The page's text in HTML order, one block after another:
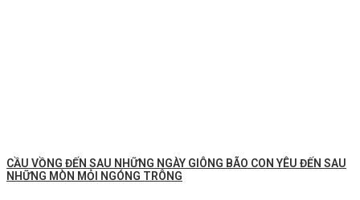
CẦU VỒNG ĐẾN SAU NHỮNG NGÀY GIÔNG BÃO CON YÊU ĐẾN SAU
NHỮNG MÒN MỎI NGÓNG TRÔNG